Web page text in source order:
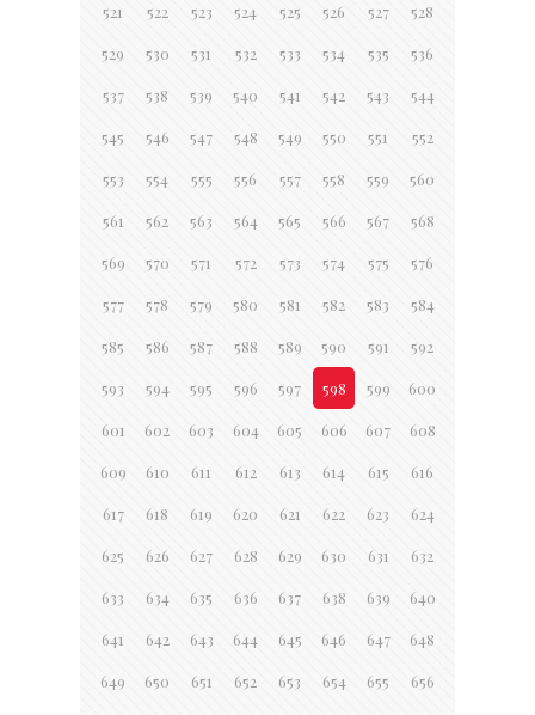
521 522 523 524 525 526 527 528
529 530 531 532 533 534 535 536
537 538 539 540 541 542 543 544
545 546 547 548 549 550 551 552
553 554 555 556 557 558 559 560
561 562 563 564 565 566 567 568
569 570 571 572 573 574 575 576
577 578 579 580 581 582 583 584
585 586 587 588 589 590 591 592
593 594 595 596 597 598 599 600
601 602 603 604 605 606 607 608
609 610 611 612 613 614 615 616
617 618 619 620 621 622 623 624
625 626 627 628 629 630 631 632
633 634 635 636 637 638 639 640
641 642 643 644 645 646 647 648
649 650 651 652 653 654 655 656